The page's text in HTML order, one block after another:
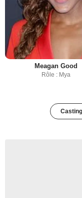
Meagan Good
Rôle : Mya